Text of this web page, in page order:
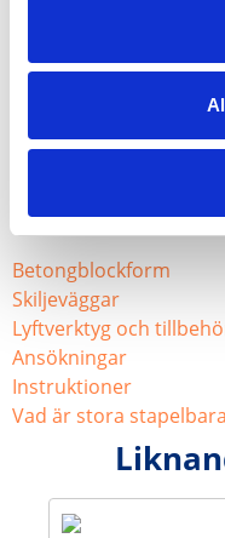
Kan du ge detaljer om
som används för
Vad är den typiska
Betongblockform
Skiljeväggar
Lyftverktyg och
Ansökningar
Instruktioner
Vad är stora